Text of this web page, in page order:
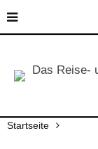
Startseite